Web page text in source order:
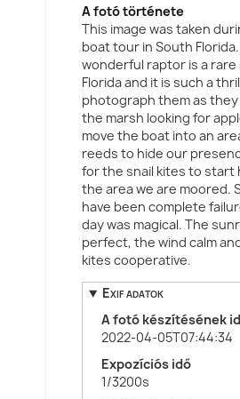
A fotó története
This image was taken
boat tour in South
wonderful raptor is a rare
Florida and it is such a
photograph them as
the marsh looking for
move the boat into an
reeds to hide our
for the snail kites to start
the area we are moored.
have been complete
day was magical. The
perfect, the wind calm
kites cooperative.
Exif adatok
A fotó készítésének
2022-04-05T07:44:34
Expozíciós idő
1/3200s